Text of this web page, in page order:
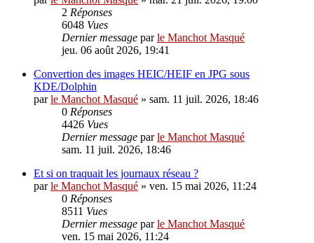
2 Réponses
6048 Vues
Dernier message parle Manchot Masqué
jeu. 06 août 2026, 19:41
Convertion des images HEIC/HEIF en JPG sous
KDE/Dolphin
parle Manchot Masqué » sam. 11 juil. 2026, 18:46
0 Réponses
4426 Vues
Dernier message parle Manchot Masqué
sam. 11 juil. 2026, 18:46
Et si on traquait les journaux réseau ?
parle Manchot Masqué » ven. 15 mai 2026, 11:24
0 Réponses
8511 Vues
Dernier message parle Manchot Masqué
ven. 15 mai 2026, 11:24